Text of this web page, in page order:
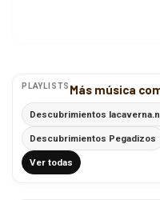
PLAYLISTS Más música
Descubrimientos
Descubrimientos Pegadizos
Ver todas